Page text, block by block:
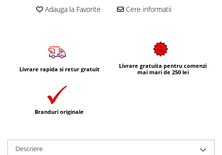
Adauga la Favorite Cere informatii
Livrare rapida si retur gratuit
Livrare gratuita pentru comenzi
mai mari de 250 lei
Branduri originale
Descriere